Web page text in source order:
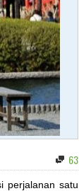
63
perjalanan satu